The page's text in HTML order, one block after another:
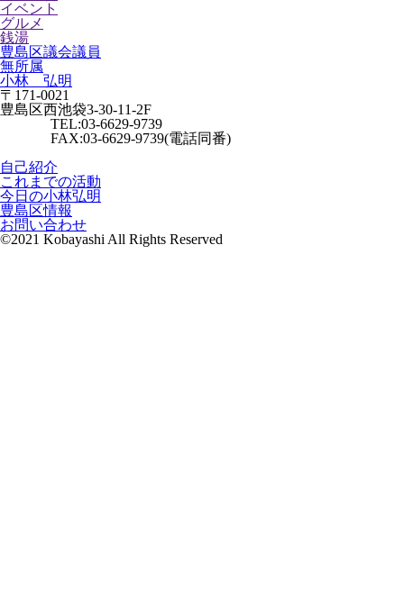
イベント
グルメ
銭湯
豊島区議会議員
無所属
小林 弘明
〒171-0021
豊島区西池袋3-30-11-2F
TEL:03-6629-9739
FAX:03-6629-9739(電話同番)
自己紹介
これまでの活動
今日の小林弘明
豊島区情報
お問い合わせ
©2021 Kobayashi All Rights Reserved